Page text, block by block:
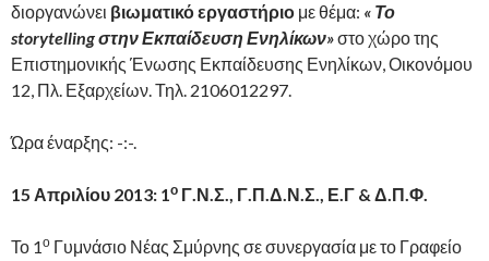
διοργανώνει βιωματικό εργαστήριο με θέμα: « Το
storytelling στην Εκπαίδευση Ενηλίκων»στο χώρο της
Επιστημονικής Ένωσης Εκπαίδευσης Ενηλίκων, Οικονόμου
12, Πλ. Εξαρχείων. Τηλ. 2106012297.
Ώρα έναρξης: -:-.
15 Απριλίου 2013: 1ο Γ.Ν.Σ., Γ.Π.Δ.Ν.Σ., Ε.Γ & Δ.Π.Φ.
Το 1ο Γυμνάσιο Νέας Σμύρνης σε συνεργασία με το Γραφείο